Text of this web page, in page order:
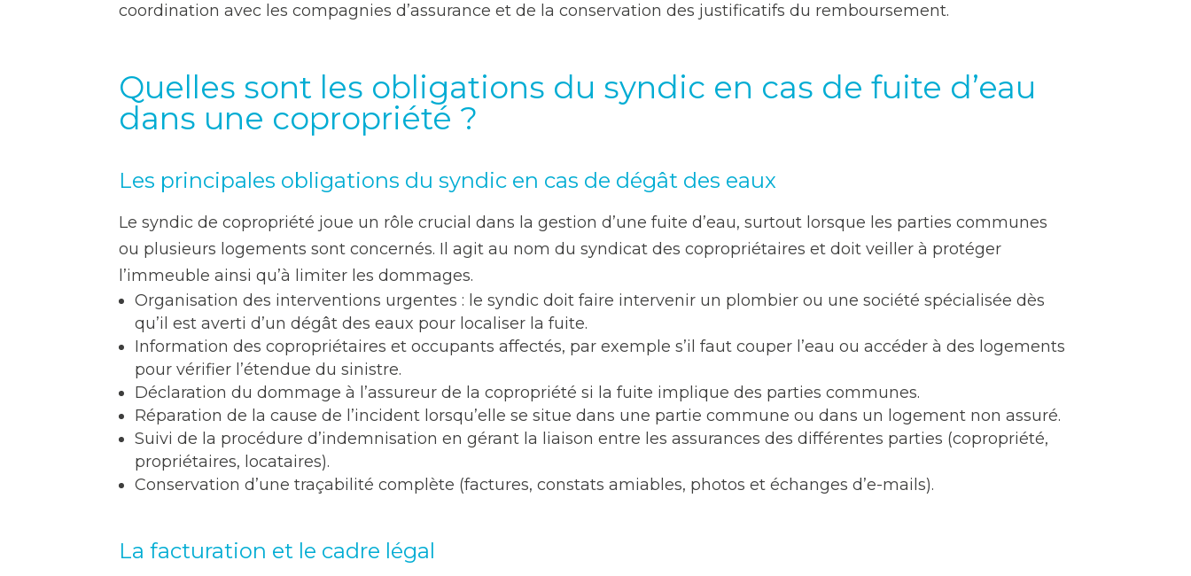
coordination avec les compagnies d’assurance et de la conservation des justificatifs du remboursement.
Quelles sont les obligations du syndic en cas de fuite d’eau
dans une copropriété ?
Les principales obligations du syndic en cas de dégât des eaux
Le syndic de copropriété joue un rôle crucial dans la gestion d’une fuite d’eau, surtout lorsque les parties communes
ou plusieurs logements sont concernés. Il agit au nom du syndicat des copropriétaires et doit veiller à protéger
l’immeuble ainsi qu’à limiter les dommages.
Organisation des interventions urgentes : le syndic doit faire intervenir un plombier ou une société spécialisée dès
qu’il est averti d’un dégât des eaux pour localiser la fuite.
Information des copropriétaires et occupants affectés, par exemple s’il faut couper l’eau ou accéder à des logements
pour vérifier l’étendue du sinistre.
Déclaration du dommage à l’assureur de la copropriété si la fuite implique des parties communes.
Réparation de la cause de l’incident lorsqu’elle se situe dans une partie commune ou dans un logement non assuré.
Suivi de la procédure d’indemnisation en gérant la liaison entre les assurances des différentes parties (copropriété,
propriétaires, locataires).
Conservation d’une traçabilité complète (factures, constats amiables, photos et échanges d’e-mails).
La facturation et le cadre légal